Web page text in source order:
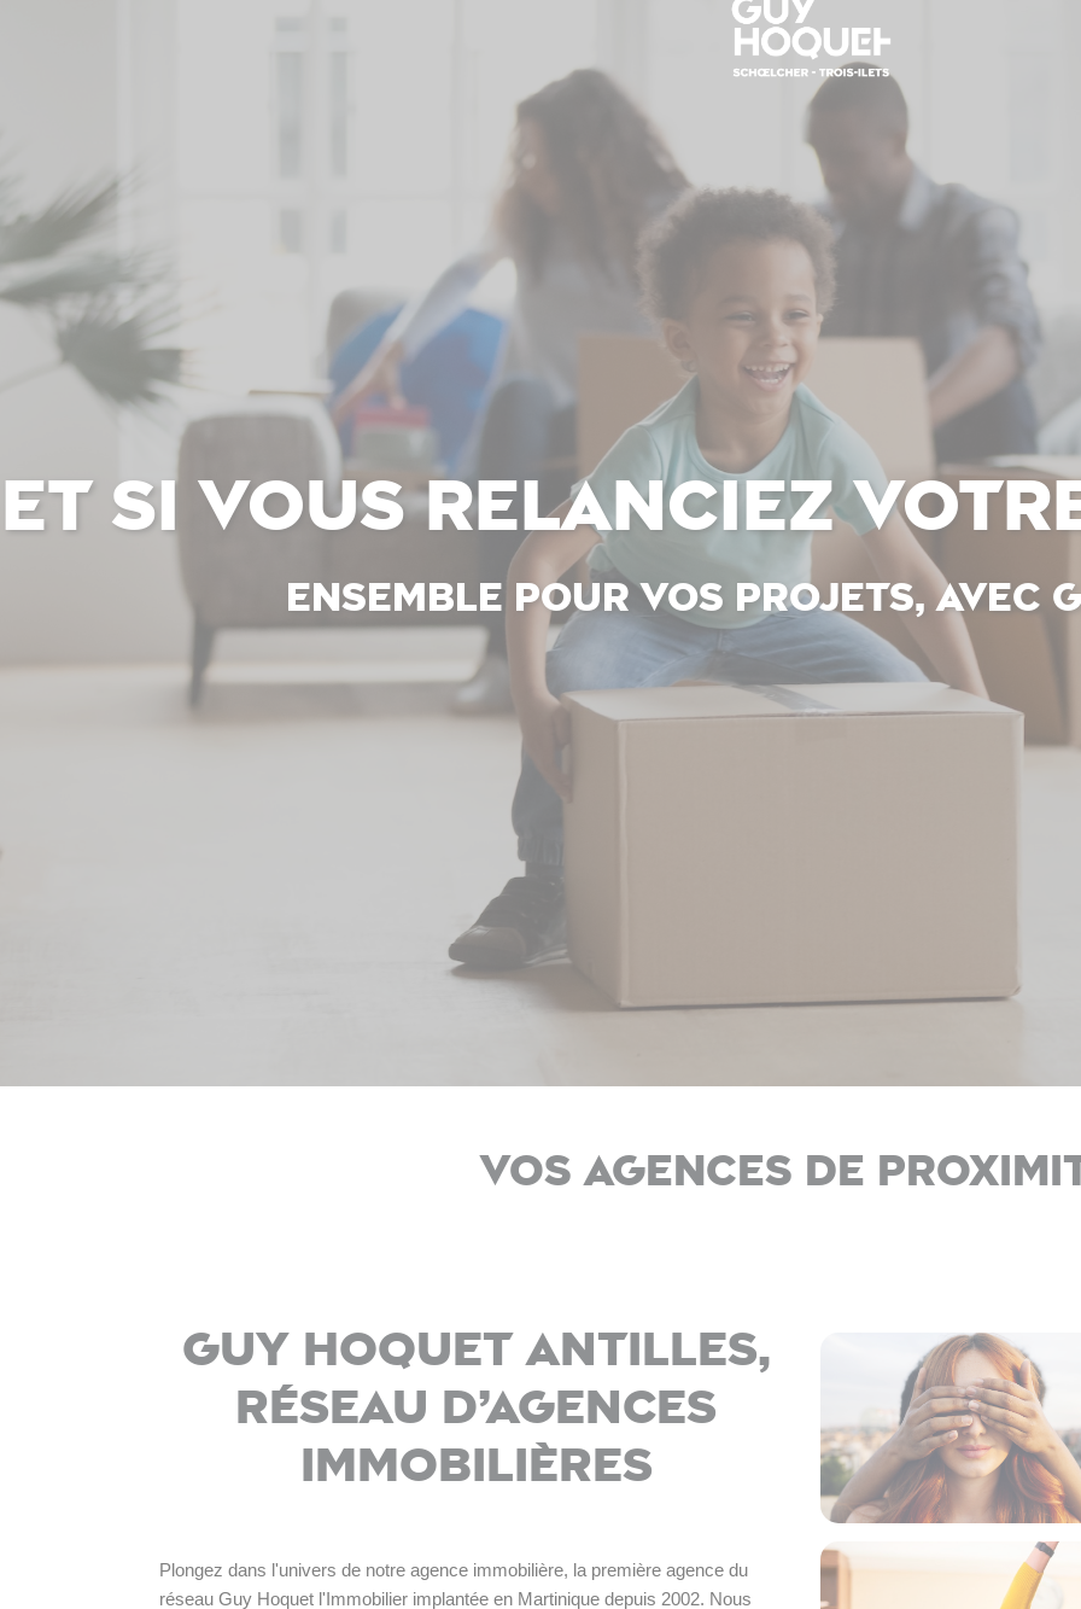
Et si vous relanciez
Ensemble pour vos projets, avec
Vos agences de
Guy Hoquet Antilles,
réseau d’agences
immobilières
Plongez dans l'univers de notre agence immobilière, la première agence du
réseau Guy Hoquet l'Immobilier implantée en Martinique depuis 2002. Nous